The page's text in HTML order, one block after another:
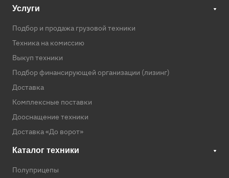
Услуги
Подбор и продажа грузовой техники
Техника на комиссию
Выкуп техники
Подбор финансирующей организации (лизинг)
Доставка
Комплексные поставки
Дооснащение техники
Доставка «До ворот»
Каталог техники
Полуприцепы